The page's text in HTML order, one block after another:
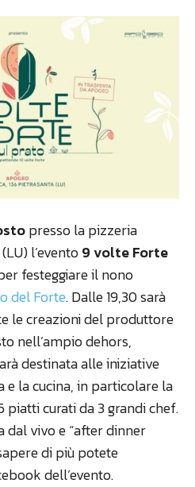
presso la pizzeria
(LU) l’evento9 volte Forte
festeggiare il nono
del Forte. Dalle 19,30 sarà
le creazioni del produttore
nell’ampio dehors,
destinata alle iniziative
e la cucina, in particolare la
piatti curati da 3 grandi chef.
dal vivo e “after dinner
di più potete
dell’evento.